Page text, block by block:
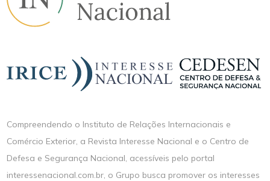
Compreendendo o Instituto de Relações Internacionais e
Comércio Exterior, a Revista Interesse Nacional e o Centro de
Defesa e Segurança Nacional, acessíveis pelo portal
interessenacional.com.br, o Grupo busca promover os interesses